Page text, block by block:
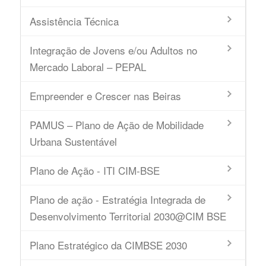
Assistência Técnica
Integração de Jovens e/ou Adultos no
Mercado Laboral – PEPAL
Empreender e Crescer nas Beiras
PAMUS – Plano de Ação de Mobilidade
Urbana Sustentável
Plano de Ação - ITI CIM-BSE
Plano de ação - Estratégia Integrada de
Desenvolvimento Territorial 2030@CIM BSE
Plano Estratégico da CIMBSE 2030